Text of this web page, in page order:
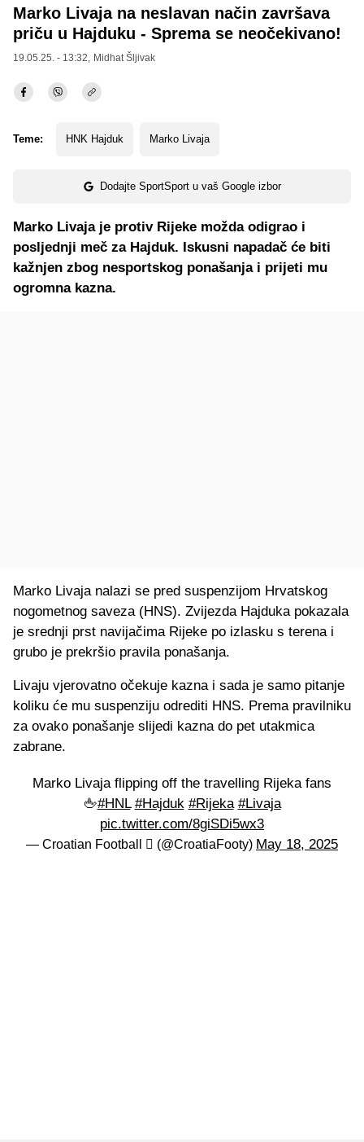
Marko Livaja na neslavan način završava
priču u Hajduku - Sprema se neočekivano!
19.05.25. - 13:32, Midhat Šljivak
Teme: HNK Hajduk Marko Livaja
Dodajte SportSport u vaš Google izbor
Marko Livaja je protiv Rijeke možda odigrao i
posljednji meč za Hajduk. Iskusni napadač će biti
kažnjen zbog nesportskog ponašanja i prijeti mu
ogromna kazna.
Marko Livaja nalazi se pred suspenzijom Hrvatskog
nogometnog saveza (HNS). Zvijezda Hajduka pokazala
je srednji prst navijačima Rijeke po izlasku s terena i
grubo je prekršio pravila ponašanja.
Livaju vjerovatno očekuje kazna i sada je samo pitanje
koliku će mu suspenziju odrediti HNS. Prema pravilniku
za ovako ponašanje slijedi kazna do pet utakmica
zabrane.
Marko Livaja flipping off the travelling Rijeka fans
🖕#HNL #Hajduk #Rijeka #Livaja
pic.twitter.com/8giSDi5wx3
— Croatian Football  (@CroatiaFooty) May 18, 2025